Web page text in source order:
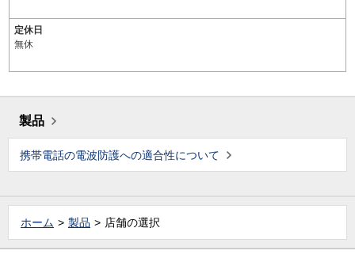
定休日
無休
製品
携帯電話の電波防護への適合性について
ホーム 製品 店舗の選択